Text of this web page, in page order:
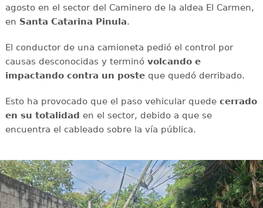
agosto en el sector del Caminero de la aldea El Carmen,
en Santa Catarina Pinula.
El conductor de una camioneta pedió el control por
causas desconocidas y terminó volcando e
impactando contra un posteque quedó derribado.
Esto ha provocado que el paso vehicular quede cerrado
en su totalidad en el sector, debido a que se
encuentra el cableado sobre la vía pública.